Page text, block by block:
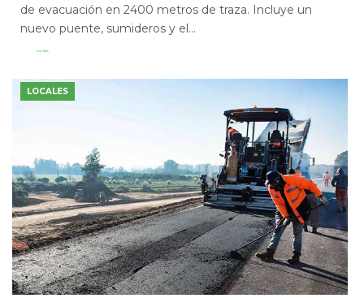
de evacuación en 2400 metros de traza. Incluye un
nuevo puente, sumideros y el...
Leer Más
LOCALES